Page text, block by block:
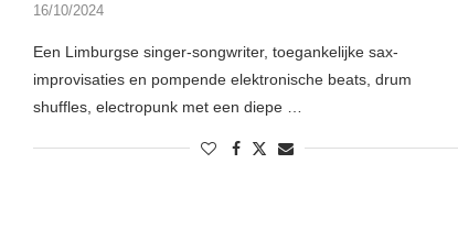
16/10/2024
Een Limburgse singer-songwriter, toegankelijke sax-
improvisaties en pompende elektronische beats, drum
shuffles, electropunk met een diepe …